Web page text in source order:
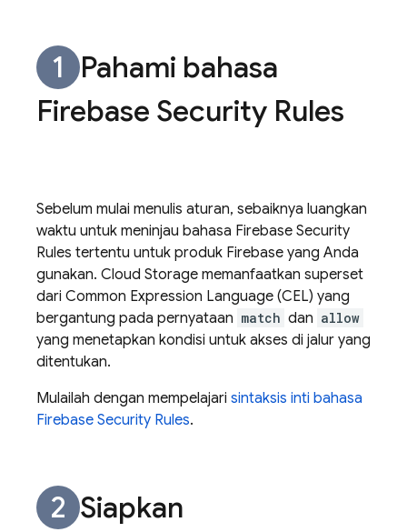
Pahami bahasa
Firebase Security Rules
Sebelum mulai menulis aturan, sebaiknya luangkan
waktu untuk meninjau bahasa Firebase Security
Rules tertentu untuk produk Firebase yang Anda
gunakan. Cloud Storage memanfaatkan superset
dari Common Expression Language (CEL) yang
bergantung pada pernyataan match dan allow
yang menetapkan kondisi untuk akses di jalur yang
ditentukan.
Mulailah dengan mempelajari sintaksis inti bahasa
Firebase Security Rules.
Siapkan